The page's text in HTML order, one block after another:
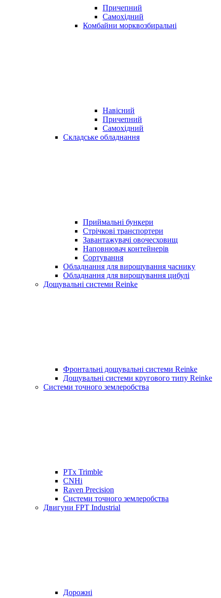
Причепний
Самохідний
Комбайни морквозбиральні
Навісний
Причепний
Самохідний
Складське обладнання
Приймальні бункери
Стрічкові транспортери
Завантажувачі овочесховищ
Наповнювач контейнерів
Сортування
Обладнання для вирощування часнику
Обладнання для вирощування цибулі
Дощувальні системи Reinke
Фронтальні дощувальні системи Reinke
Дощувальні системи кругового типу Reinke
Системи точного землеробства
PTx Trimble
CNHi
Raven Precision
Системи точного землеробства
Двигуни FPT Industrial
Дорожні